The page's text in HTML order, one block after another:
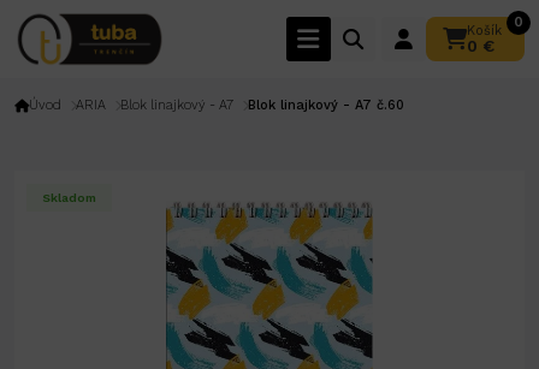
Košík
0
0 €
Úvod ARIA Blok linajkový - A7 Blok linajkový - A7 č.60
Skladom